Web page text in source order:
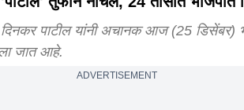
पाटील यांनी अचानक आज (25 डिसेंबर)
जात आहे.
ADVERTISEMENT